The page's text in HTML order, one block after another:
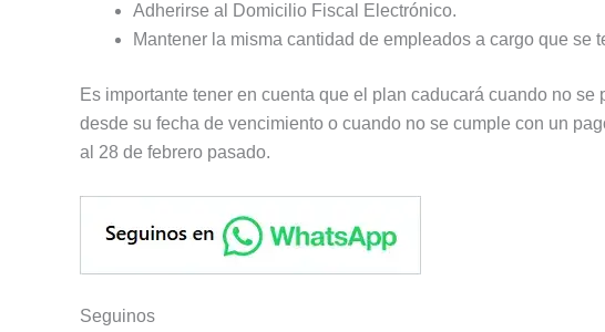
Adherirse al Domicilio Fiscal Electrónico.
Mantener la misma cantidad de empleados a cargo que se
Es importante tener en cuenta que el plan caducará cuando no
desde su fecha de vencimiento o cuando no se cumple con un
al 28 de febrero pasado.
Seguinos